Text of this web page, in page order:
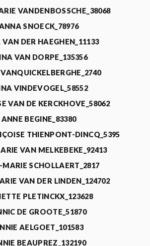
VANDENBOSSCHE_38068
SNOECK_78976
DER HAEGHEN_11133
VAN DORPE_135356
VINDEVOGEL_58552
VAN DE KERCKHOVE_58062
ANNE BEGINE_83380
THIENPONT-DINCQ_5395
VAN MELKEBEKE_92413
SCHOLLAERT_2817
VAN DER LINDEN_124702
PLETINCKX_123628
DE GROOTE_51870
AELGOET_101583
BEAUPREZ_132190